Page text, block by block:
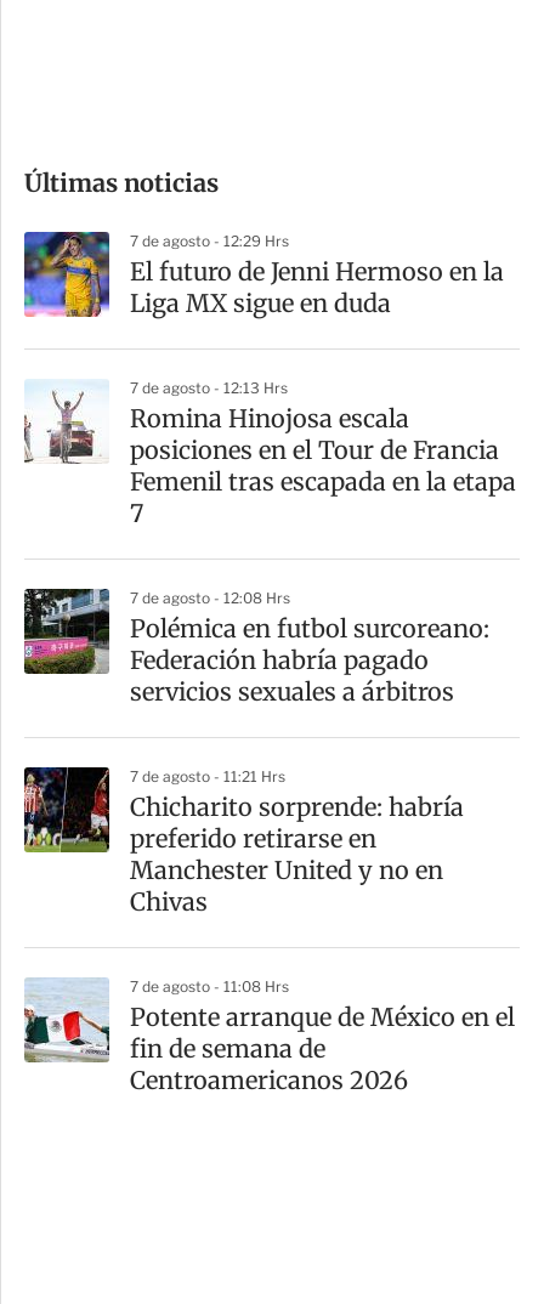
m
a
r
t
Últimas noticias
7 de agosto - 12:29 Hrs
El futuro de Jenni Hermoso en la
Liga MX sigue en duda
7 de agosto - 12:13 Hrs
Romina Hinojosa escala
posiciones en el Tour de Francia
Femenil tras escapada en la etapa
7
7 de agosto - 12:08 Hrs
Polémica en futbol surcoreano:
Federación habría pagado
servicios sexuales a árbitros
7 de agosto - 11:21 Hrs
Chicharito sorprende: habría
preferido retirarse en
Manchester United y no en
Chivas
7 de agosto - 11:08 Hrs
Potente arranque de México en el
fin de semana de
Centroamericanos 2026